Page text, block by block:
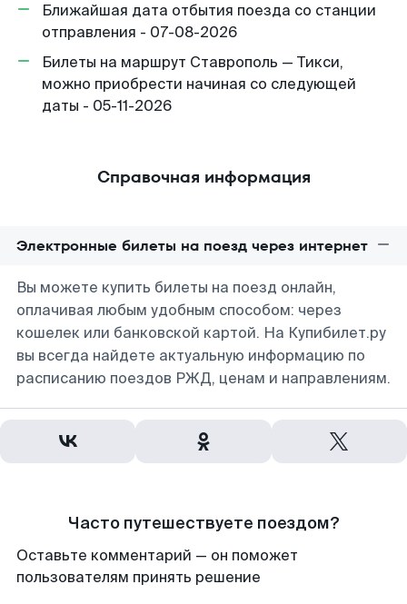
Ближайшая дата отбытия поезда со станции
отправления - 07-08-2026
Билеты на маршрут Ставрополь — Тикси,
можно приобрести начиная со следующей
даты - 05-11-2026
Справочная информация
Электронные билеты на поезд через интернет
Вы можете купить билеты на поезд онлайн,
оплачивая любым удобным способом: через
кошелек или банковской картой. На Купибилет.ру
вы всегда найдете актуальную информацию по
расписанию поездов РЖД, ценам и направлениям.
Часто путешествуете поездом?
Оставьте комментарий — он поможет
пользователям принять решение